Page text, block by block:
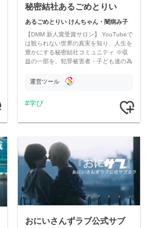
秘密結社あるごめとりい
あるごめとりい けんちゃん・闇病み子
【DMM 新人賞受賞サロン】 YouTubeで
は観られない世界の真実を知り、人生を
豊かにする秘密結社コミュニティ ※収
益の一部を、犯罪被害者・子ども達の為
す運営ツール
学び
おにいさんずラブ公式サブ